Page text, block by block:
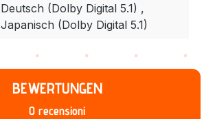
Deutsch (Dolby Digital 5.1) ,
Japanisch (Dolby Digital 5.1)
BEWERTUNGEN
0 recensioni